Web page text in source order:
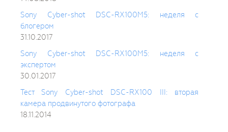
Sony Cyber-shot DSC-RX100M5: неделя с
блогером
31.10.2017
Sony Cyber-shot DSC-RX100M5: неделя с
экспертом
30.01.2017
Тест Sony Cyber-shot DSC-RX100 III: вторая
камера продвинутого фотографа
18.11.2014